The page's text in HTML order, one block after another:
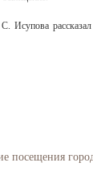
рассказал
посещения